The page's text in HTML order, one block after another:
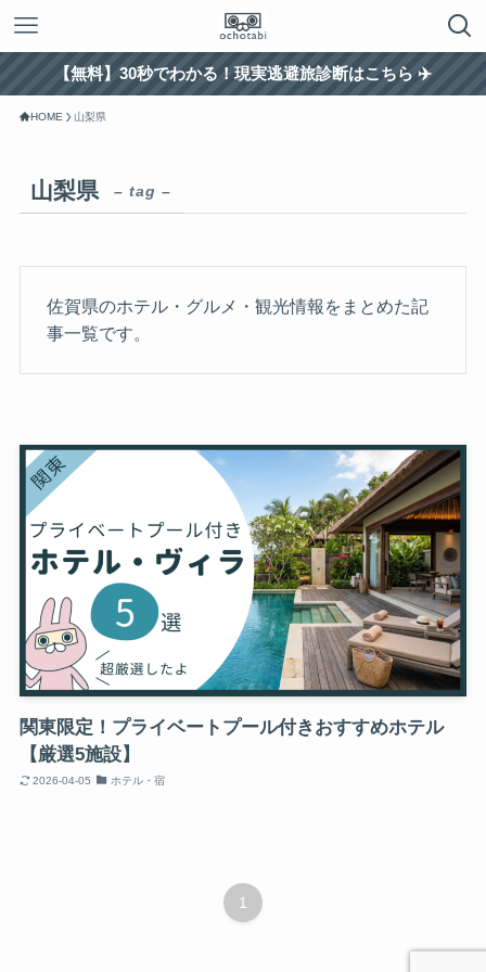
【無料】30秒でわかる！現実逃避旅診断はこちら ✈️
HOME 山梨県
山梨県 – tag –
佐賀県のホテル・グルメ・観光情報をまとめた記
事一覧です。
関東限定！プライベートプール付きおすすめホテル
【厳選5施設】
2026-04-05 ホテル・宿
1